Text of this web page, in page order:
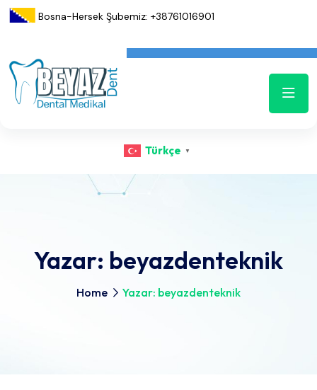
Bosna-Hersek Şubemiz: +38761016901
Türkçe ▼
Yazar: beyazdenteknik
Home Yazar: beyazdenteknik